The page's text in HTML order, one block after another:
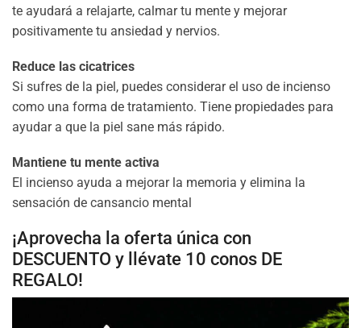
te ayudará a relajarte, calmar tu mente y mejorar
positivamente tu ansiedad y nervios.
Reduce las cicatrices
Si sufres de la piel, puedes considerar el uso de incienso
como una forma de tratamiento. Tiene propiedades para
ayudar a que la piel sane más rápido.
Mantiene tu mente activa
El incienso ayuda a mejorar la memoria y elimina la
sensación de cansancio mental
¡Aprovecha la oferta única con
DESCUENTO y llévate 10 conos DE
REGALO!